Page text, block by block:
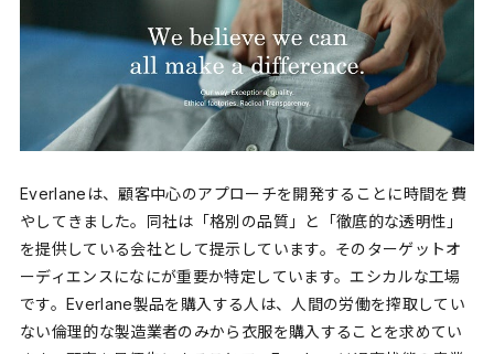
Everlaneは、顧客中心のアプローチを開発することに時間を費
やしてきました。同社は「格別の品質」と「徹底的な透明性」
を提供している会社として提示しています。そのターゲットオ
ーディエンスになにが重要か特定しています。エシカルな工場
です。Everlane製品を購入する人は、人間の労働を搾取してい
ない倫理的な製造業者のみから衣服を購入することを求めてい